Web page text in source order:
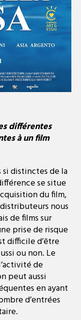
différentes
à un film
si distinctes de la
se situe
du film,
nous
de films sur
prise de risque
difficile d’être
ou non. Le
de
peut aussi
en ayant
d’entrées